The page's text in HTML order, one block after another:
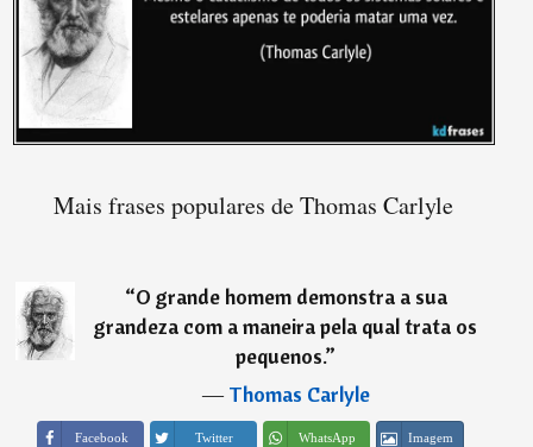
Mais frases populares de Thomas Carlyle
“O grande homem demonstra a sua
grandeza com a maneira pela qual trata os
pequenos.”
―Thomas Carlyle
Facebook Twitter WhatsApp Imagem